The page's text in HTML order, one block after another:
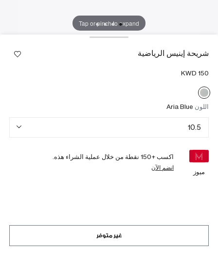
Tap or pinch to expand
شريحة إينيس الرياضية
اللون Aria Blue
10.5
ميوز
اكسب +150 نقطة من خلال عملية الشراء هذه.
انضم الآن
غير متوفر